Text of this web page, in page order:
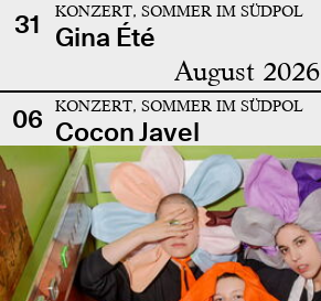
31
KONZERT, SOMMER IM SÜDPOL
Gina Été
August 2026
06 KONZERT, SOMMER IM SÜDPOL
Cocon Javel